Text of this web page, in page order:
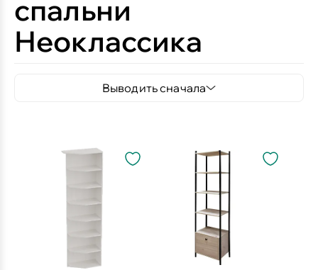
спальни
Неоклассика
Выводить сначала